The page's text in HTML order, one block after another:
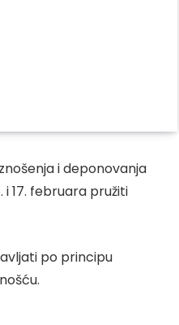
i deponovanja
i 17. februara pružiti
po principu